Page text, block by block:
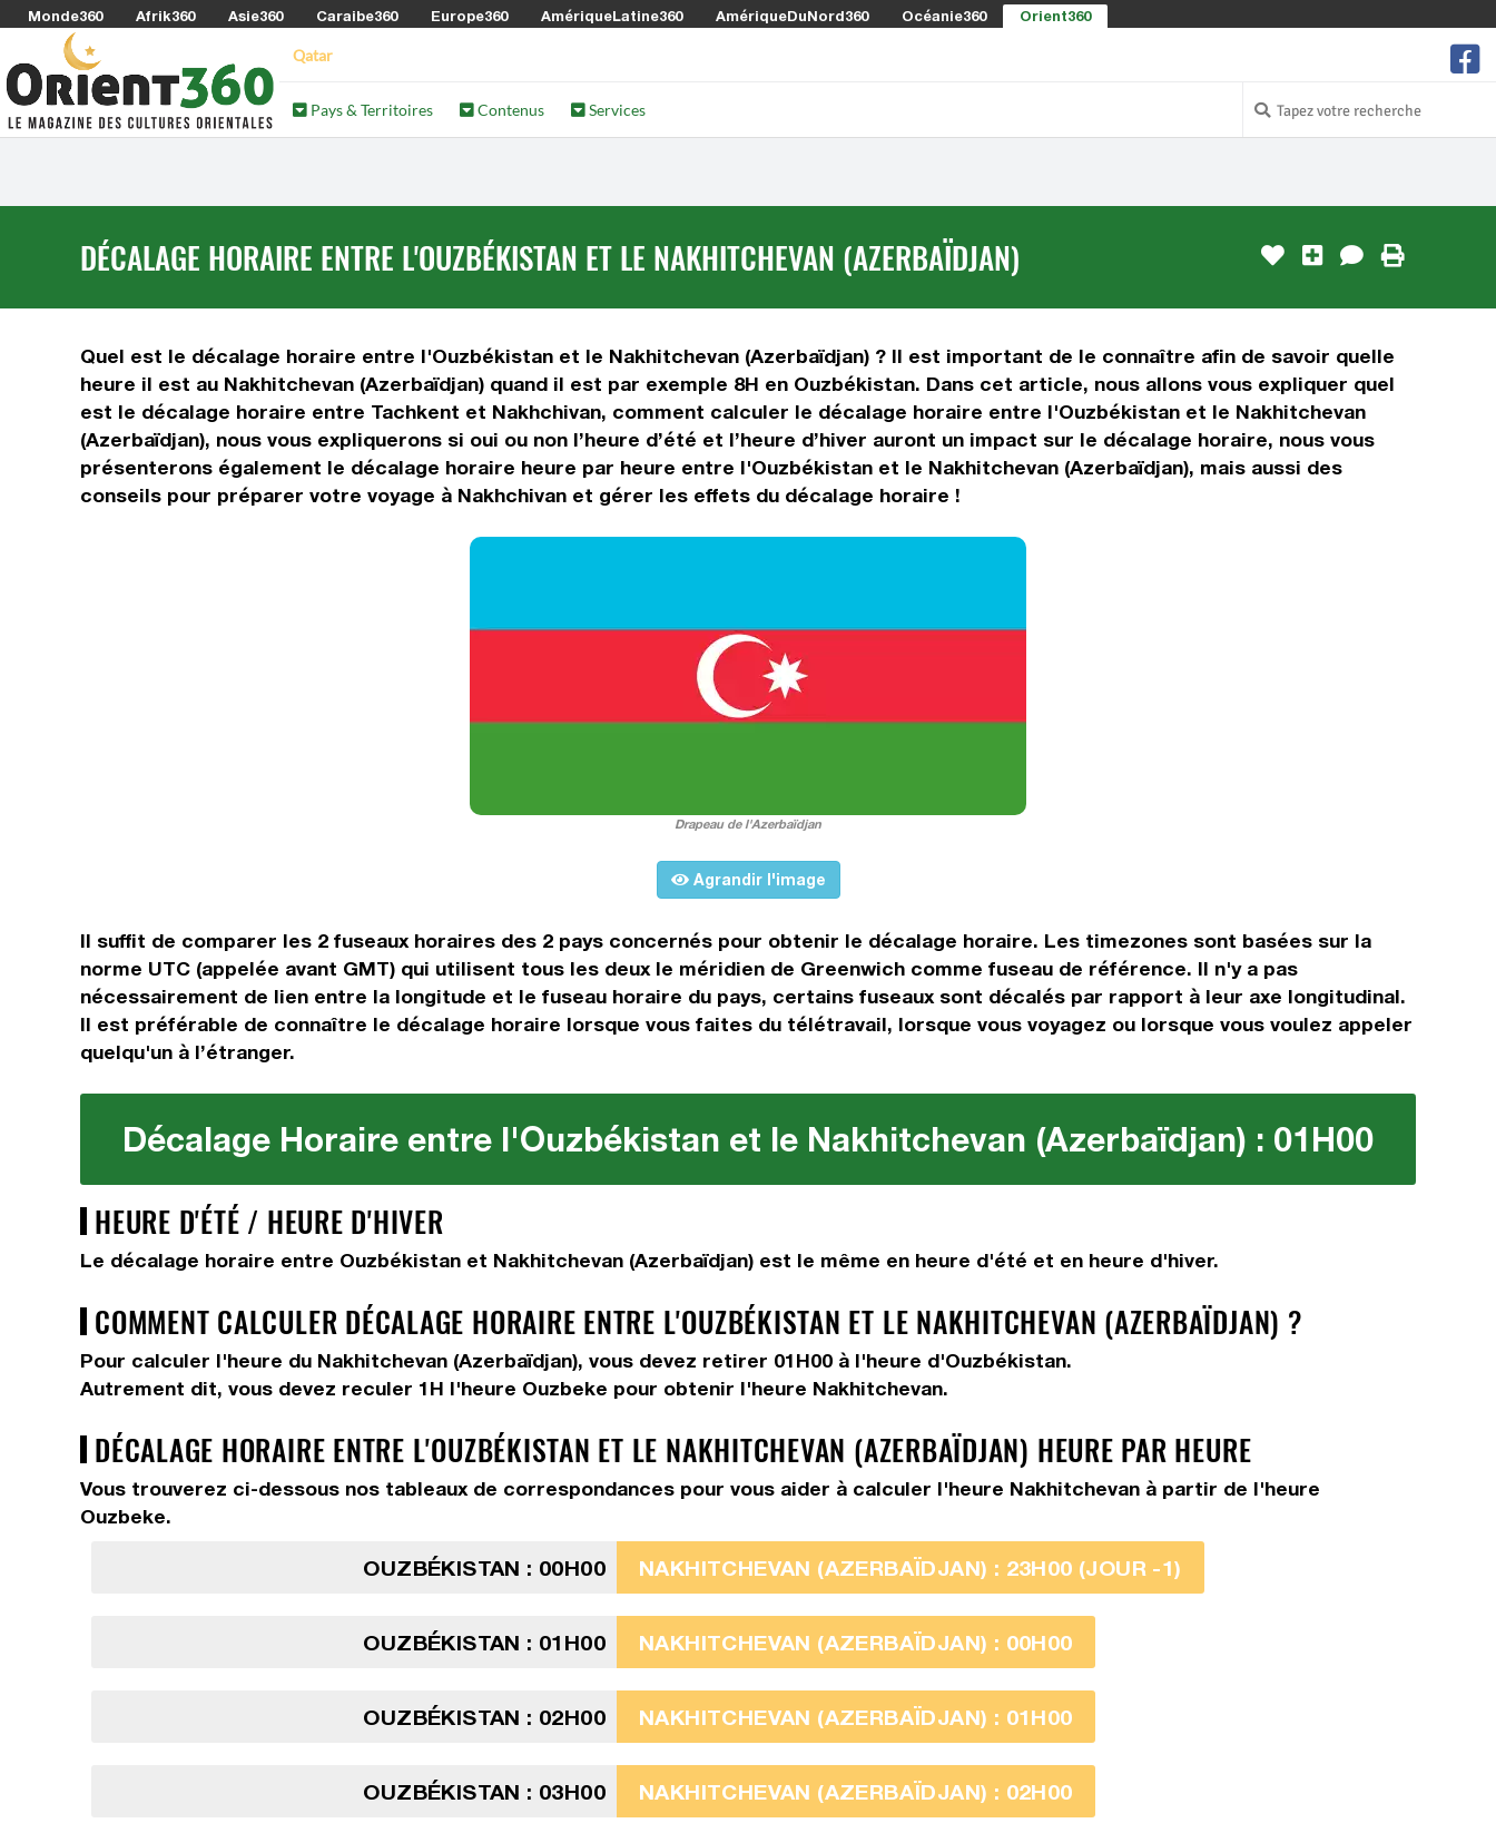
Monde360 Afrik360 Asie360 Caraibe360 Europe360 AmériqueLatine360 AmériqueDuNord360 Océanie360 Orient360
Qatar
Pays & Territoires Contenus Services
DÉCALAGE HORAIRE ENTRE L'OUZBÉKISTAN ET LE NAKHITCHEVAN (AZERBAÏDJAN)
Quel est le décalage horaire entre l'Ouzbékistan et le Nakhitchevan (Azerbaïdjan) ? Il est important de le connaître afin de savoir quelle
heure il est au Nakhitchevan (Azerbaïdjan) quand il est par exemple 8H en Ouzbékistan. Dans cet article, nous allons vous expliquer quel
est le décalage horaire entre Tachkent et Nakhchivan, comment calculer le décalage horaire entre l'Ouzbékistan et le Nakhitchevan
(Azerbaïdjan), nous vous expliquerons si oui ou non l’heure d’été et l’heure d’hiver auront un impact sur le décalage horaire, nous vous
présenterons également le décalage horaire heure par heure entre l'Ouzbékistan et le Nakhitchevan (Azerbaïdjan), mais aussi des
conseils pour préparer votre voyage à Nakhchivan et gérer les effets du décalage horaire !
Drapeau de l'Azerbaïdjan
Agrandir l'image
Il suffit de comparer les 2 fuseaux horaires des 2 pays concernés pour obtenir le décalage horaire. Les timezones sont basées sur la
norme UTC (appelée avant GMT) qui utilisent tous les deux le méridien de Greenwich comme fuseau de référence. Il n'y a pas
nécessairement de lien entre la longitude et le fuseau horaire du pays, certains fuseaux sont décalés par rapport à leur axe longitudinal.
Il est préférable de connaître le décalage horaire lorsque vous faites du télétravail, lorsque vous voyagez ou lorsque vous voulez appeler
quelqu'un à l’étranger.
Décalage Horaire entre l'Ouzbékistan et le Nakhitchevan (Azerbaïdjan) : 01H00
HEURE D'ÉTÉ / HEURE D'HIVER
Le décalage horaire entre Ouzbékistan et Nakhitchevan (Azerbaïdjan) est le même en heure d'été et en heure d'hiver.
COMMENT CALCULER DÉCALAGE HORAIRE ENTRE L'OUZBÉKISTAN ET LE NAKHITCHEVAN (AZERBAÏDJAN) ?
Pour calculer l'heure du Nakhitchevan (Azerbaïdjan), vous devez retirer 01H00 à l'heure d'Ouzbékistan.
Autrement dit, vous devez reculer 1H l'heure Ouzbeke pour obtenir l'heure Nakhitchevan.
DÉCALAGE HORAIRE ENTRE L'OUZBÉKISTAN ET LE NAKHITCHEVAN (AZERBAÏDJAN) HEURE PAR HEURE
Vous trouverez ci-dessous nos tableaux de correspondances pour vous aider à calculer l'heure Nakhitchevan à partir de l'heure
Ouzbeke.
OUZBÉKISTAN : 00H00 NAKHITCHEVAN (AZERBAÏDJAN) : 23H00 (JOUR -1)
OUZBÉKISTAN : 01H00 NAKHITCHEVAN (AZERBAÏDJAN) : 00H00
OUZBÉKISTAN : 02H00 NAKHITCHEVAN (AZERBAÏDJAN) : 01H00
OUZBÉKISTAN : 03H00 NAKHITCHEVAN (AZERBAÏDJAN) : 02H00